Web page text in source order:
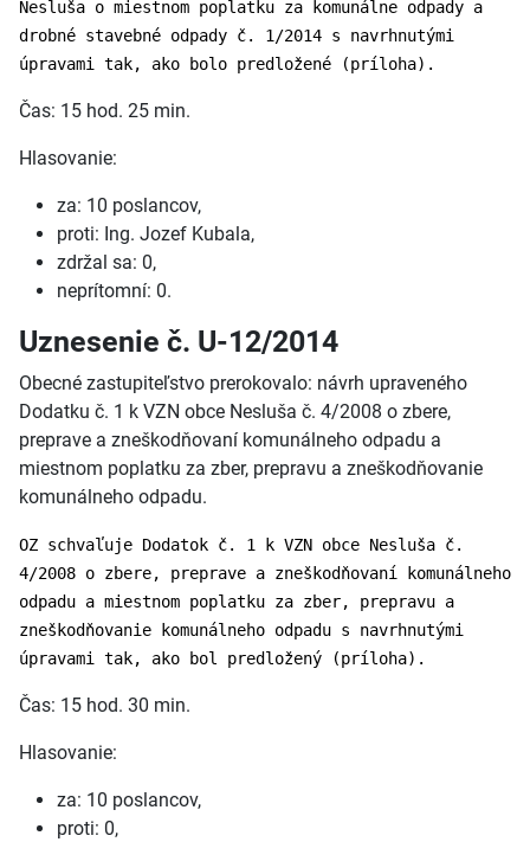
Nesluša o miestnom poplatku za komunálne odpady a
drobné stavebné odpady č. 1/2014 s navrhnutými
úpravami tak, ako bolo predložené (príloha).
Čas: 15 hod. 25 min.
Hlasovanie:
za: 10 poslancov,
proti: Ing. Jozef Kubala,
zdržal sa: 0,
neprítomní: 0.
Uznesenie č. U-12/2014
Obecné zastupiteľstvo prerokovalo: návrh upraveného
Dodatku č. 1 k VZN obce Nesluša č. 4/2008 o zbere,
preprave a zneškodňovaní komunálneho odpadu a
miestnom poplatku za zber, prepravu a zneškodňovanie
komunálneho odpadu.
OZ schvaľuje Dodatok č. 1 k VZN obce Nesluša č.
4/2008 o zbere, preprave a zneškodňovaní komunálneho
odpadu a miestnom poplatku za zber, prepravu a
zneškodňovanie komunálneho odpadu s navrhnutými
úpravami tak, ako bol predložený (príloha).
Čas: 15 hod. 30 min.
Hlasovanie:
za: 10 poslancov,
proti: 0,